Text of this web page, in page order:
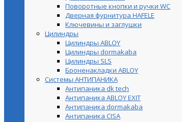
Поворотные кнопки и ручки WC
Дверная фурнитура HAFELE
Ключевины и заглушки
Цилиндры
Цилиндры ABLOY
Цилиндры dormakaba
Цилиндры SLS
Броненакладки ABLOY
Системы АНТИПАНИКА
Антипаника dk tech
Антипаника ABLOY EXIT
Антипаника dormakaba
Антипаника СISA